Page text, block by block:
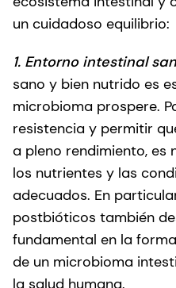
un cuidadoso equilibrio:
1. Entorno intestinal
sano y bien nutrido es
microbioma prospere.
resistencia y permitir
a pleno rendimiento, es
los nutrientes y las
adecuados. En
postbióticos también
fundamental en la
de un microbioma
la salud humana.